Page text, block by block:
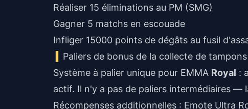
Réaliser 15 éliminations au PM (SMG)
Gagner 5 matchs en escouade
Infliger 15000 points de dégâts au fusil
Paliers de bonus de la collecte de tampons
Système à palier unique pour EMMA Royal :
actif. Il n'y a pas de paliers intermédiaires —
Récompenses additionnelles : Emote Ultra